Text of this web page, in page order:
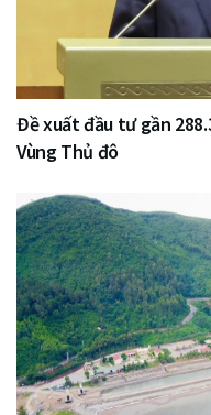
Đề xuất đầu tư gần
Vùng Thủ đô